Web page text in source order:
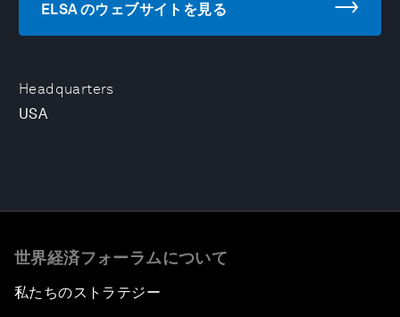
Headquarters
USA
ELSA のウェブサイトを見る
世界経済フォーラムについて
私たちのストラテジー